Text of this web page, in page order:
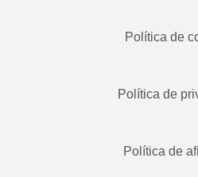
Política de
Política de
Política de